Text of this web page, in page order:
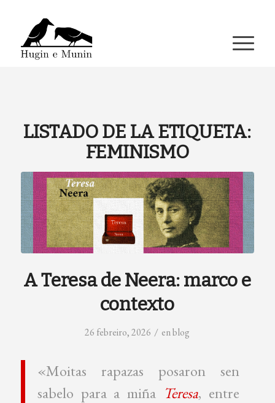
LISTADO DE LA ETIQUETA:
FEMINISMO
A Teresa de Neera: marco e
contexto
26 febreiro, 2026 / enblog
«Moitas rapazas posaron sen
sabelo para a miña Teresa, entre